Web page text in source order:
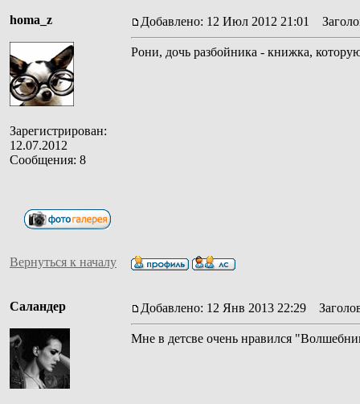
homa_z
Зарегистрирован:
12.07.2012
Сообщения: 8
Добавлено: 12 Июл 2012 21:01
Рони, дочь разбойника - книжка,
Вернуться к началу
Саландер Добавлено: 12 Янв 2013 22:29
Мне в детсве очень нравился